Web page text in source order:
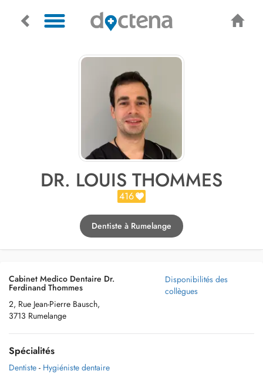
DR. LOUIS THOMMES
416
Dentiste à Rumelange
Cabinet Medico Dentaire Dr.
Ferdinand Thommes
2, Rue Jean-Pierre Bausch,
3713 Rumelange
Disponibilités des
collègues
Spécialités
Dentiste - Hygiéniste dentaire